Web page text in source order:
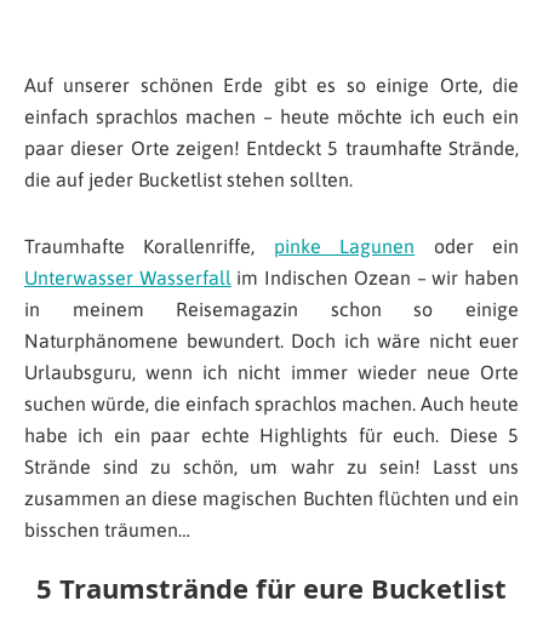
Auf unserer schönen Erde gibt es so einige Orte, die
einfach sprachlos machen – heute möchte ich euch ein
paar dieser Orte zeigen! Entdeckt 5 traumhafte Strände,
die auf jeder Bucketlist stehen sollten.
Traumhafte Korallenriffe, pinke Lagunen oder ein
Unterwasser Wasserfall im Indischen Ozean – wir haben
in meinem Reisemagazin schon so einige
Naturphänomene bewundert. Doch ich wäre nicht euer
Urlaubsguru, wenn ich nicht immer wieder neue Orte
suchen würde, die einfach sprachlos machen. Auch heute
habe ich ein paar echte Highlights für euch. Diese 5
Strände sind zu schön, um wahr zu sein! Lasst uns
zusammen an diese magischen Buchten flüchten und ein
bisschen träumen…
5 Traumstrände für eure Bucketlist